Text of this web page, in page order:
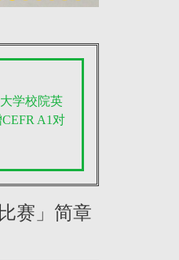
学校院英
A1对
赛」简章